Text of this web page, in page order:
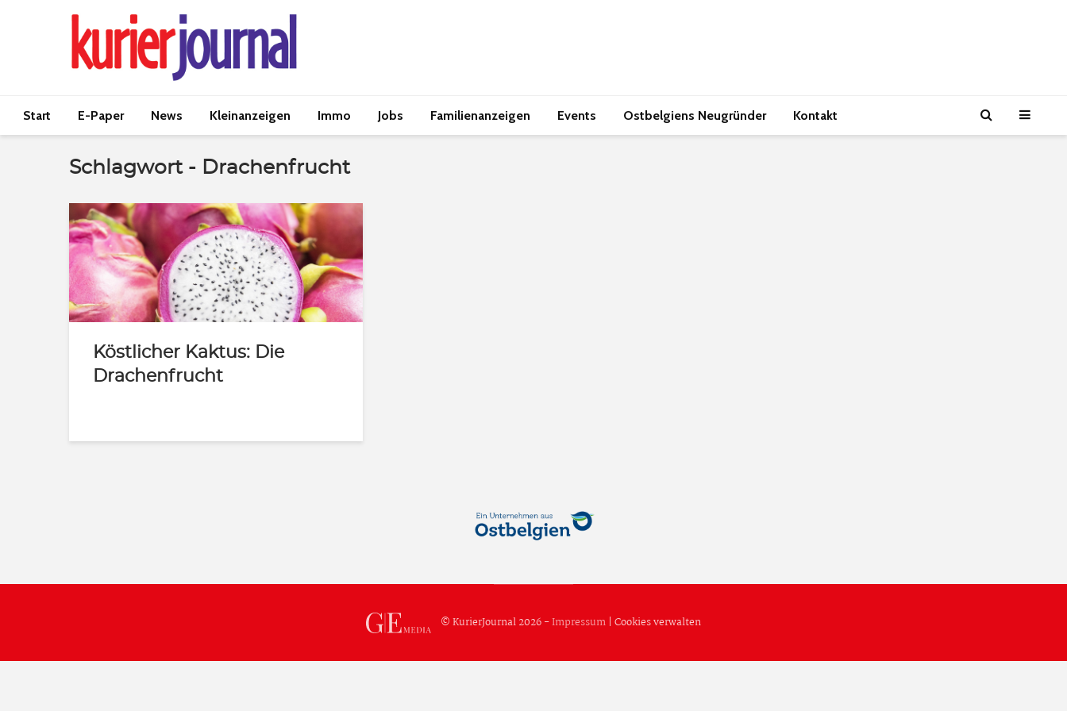
Start E-Paper News Kleinanzeigen Immo Jobs Familienanzeigen Events Ostbelgiens Neugründer Kontakt
Schlagwort - Drachenfrucht
Köstlicher Kaktus: Die
Drachenfrucht
© KurierJournal 2026 -Impressum |Cookies verwalten